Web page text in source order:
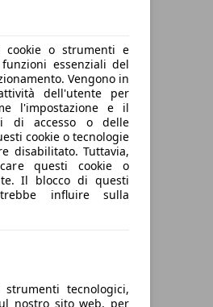
o strumenti e
essenziali del
Vengono in
dell'utente per
l'impostazione e il
di accesso o delle
cookie o tecnologie
disabilitato. Tuttavia,
questi cookie o
Il blocco di questi
influire sulla
tecnologici,
nostro sito web, per